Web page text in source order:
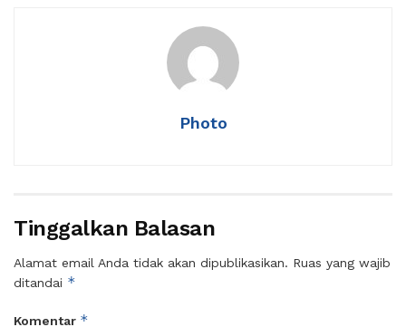
Photo
Tinggalkan Balasan
Alamat email Anda tidak akan dipublikasikan. Ruas yang wajib
ditandai *
Komentar *